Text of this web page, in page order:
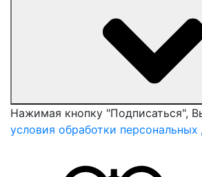
Нажимая кнопку "Подписаться",
условия обработки персональных